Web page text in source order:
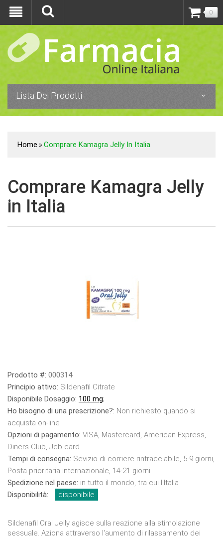
0
Lista Dei Prodotti
Home » Comprare Kamagra Jelly In Italia
Comprare Kamagra Jelly
in Italia
Prodotto #: 000314
Principio attivo: Sildenafil Citrate
Disponibile Dosaggio: 100 mg;
Ho bisogno di una prescrizione?: Non richiesto quando si
acquista on-line
Opzioni di pagamento: VISA, Mastercard, American Express,
Diners Club, Jcb card
Tempi di consegna: Sevizio di corriere rintracciabile, 5-9 giorni,
Posta prioritaria internazionale, 14-21 giorni
Spedizione nel paese: in tutto il mondo, tra cui l'Italia
Disponibilità:
disponibile
Sildenafil Oral Jelly agisce sulla reazione alla stimolazione
sessuale. Aziona attraverso l'aumento di rilassamento dei